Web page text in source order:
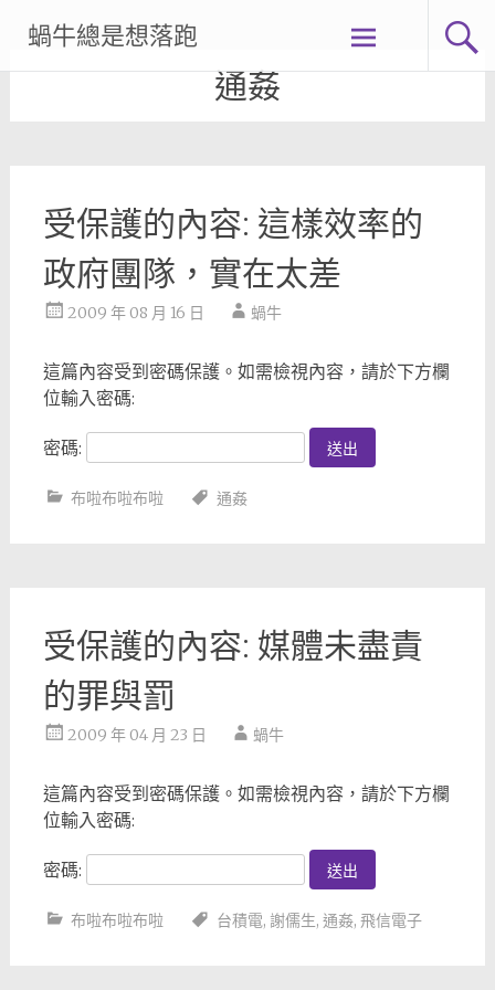
content
蝸牛總是想落跑
通姦
受保護的內容: 這樣效率的
政府團隊，實在太差
2009 年 08 月 16 日 蝸牛
這篇內容受到密碼保護。如需檢視內容，請於下方欄
位輸入密碼:
密碼:
布啦布啦布啦 通姦
受保護的內容: 媒體未盡責
的罪與罰
2009 年 04 月 23 日 蝸牛
這篇內容受到密碼保護。如需檢視內容，請於下方欄
位輸入密碼:
密碼:
布啦布啦布啦 台積電, 謝儒生, 通姦, 飛信電子